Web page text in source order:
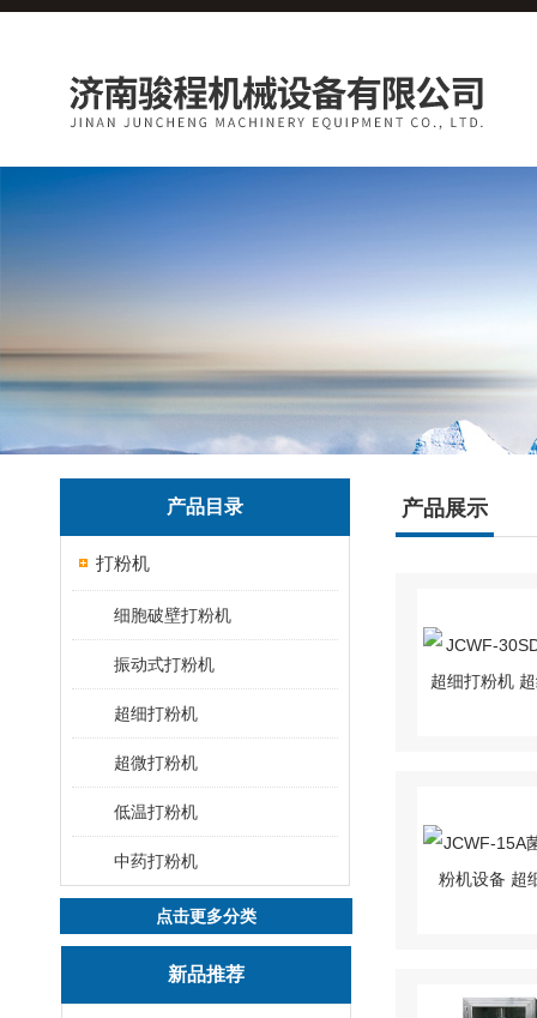
产品目录
打粉机
细胞破壁打粉机
振动式打粉机
超细打粉机
超微打粉机
低温打粉机
中药打粉机
点击更多分类
新品推荐
产品展示